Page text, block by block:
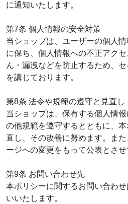
に通知いたします。
第7条 個人情報の安全対策
当ショップは、ユーザーの個人
に保ち、個人情報への不正アク
ん・漏洩などを防止するため、
を講じております。
第8条 法令や規範の遵守と見直し
当ショップは、保有する個人情
の他規範を遵守するとともに、
直し、その改善に努めます。ま
ージへの変更をもって公表とさせ
第9条 お問い合わせ先
本ポリシーに関するお問い合わ
いいたします。